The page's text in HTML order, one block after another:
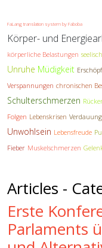
FaLang translation system by Faboba
Körper- und
körperliche Belastungen
Unruhe Müdigkeit
Verspannungen chronischen
Schulterschmerzen
Folgen Lebenskrisen
Unwohlsein Lebensfreude
Fieber Muskelschmerzen
Articles -
Erste
Parlaments